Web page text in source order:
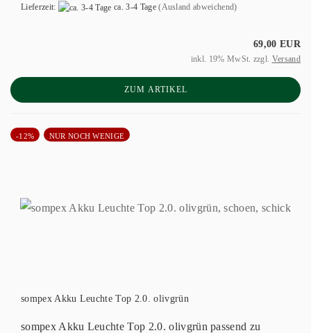
Lieferzeit: ca. 3-4 Tage (Ausland abweichend)
69,00 EUR
inkl. 19% MwSt. zzgl. Versand
ZUM ARTIKEL
-12% NUR NOCH WENIGE
sompex Akku Leuchte Top 2.0. olivgrün
sompex Akku Leuchte Top 2.0. olivgrün passend zu